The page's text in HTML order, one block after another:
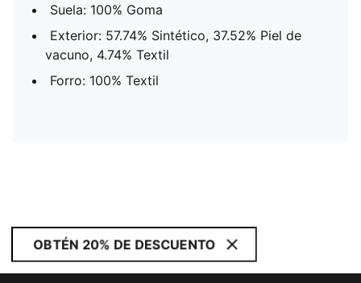
Suela: 100% Goma
Exterior: 57.74% Sintético, 37.52% Piel de
vacuno, 4.74% Textil
Forro: 100% Textil
OBTÉN 20% DE DESCUENTO